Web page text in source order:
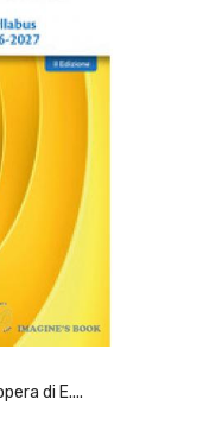
di E....